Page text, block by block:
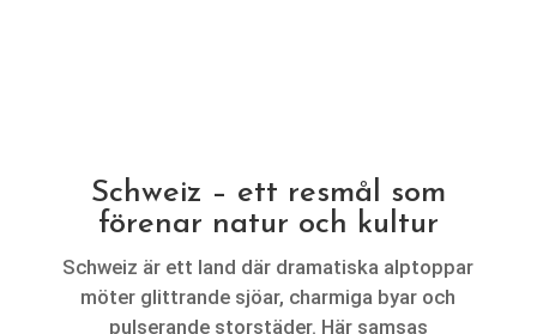
Schweiz – ett resmål som
förenar natur och kultur
Schweiz är ett land där dramatiska alptoppar
möter glittrande sjöar, charmiga byar och
pulserande storstäder. Här samsas